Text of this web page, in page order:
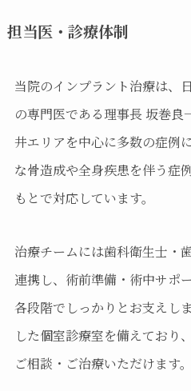
担当医・診療体制
当院のインプラント治療は、
の専門医である理事長 坂巻良
井エリアを中心に多数の症例
な骨造成や全身疾患を伴う症
もとで対応しています。
治療チームには歯科衛生士・
連携し、術前準備・術中サポ
各段階でしっかりとお支えし
した個室診療室を備えており
ご相談・ご治療いただけます。